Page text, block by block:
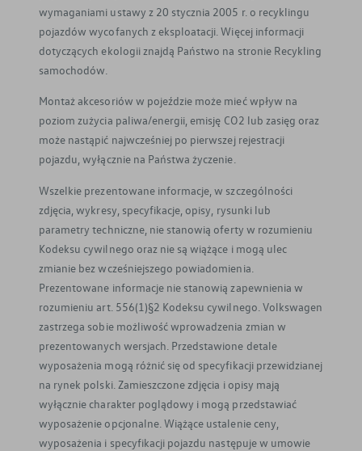
wymaganiami ustawy z 20 stycznia 2005 r. o recyklingu
pojazdów wycofanych z eksploatacji. Więcej informacji
dotyczących ekologii znajdą Państwo na stronie Recykling
samochodów.
Montaż akcesoriów w pojeździe może mieć wpływ na
poziom zużycia paliwa/energii, emisję CO2 lub zasięg oraz
może nastąpić najwcześniej po pierwszej rejestracji
pojazdu, wyłącznie na Państwa życzenie.
Wszelkie prezentowane informacje, w szczególności
zdjęcia, wykresy, specyfikacje, opisy, rysunki lub
parametry techniczne, nie stanowią oferty w rozumieniu
Kodeksu cywilnego oraz nie są wiążące i mogą ulec
zmianie bez wcześniejszego powiadomienia.
Prezentowane informacje nie stanowią zapewnienia w
rozumieniu art. 556(1)§2 Kodeksu cywilnego. Volkswagen
zastrzega sobie możliwość wprowadzenia zmian w
prezentowanych wersjach. Przedstawione detale
wyposażenia mogą różnić się od specyfikacji przewidzianej
na rynek polski. Zamieszczone zdjęcia i opisy mają
wyłącznie charakter poglądowy i mogą przedstawiać
wyposażenie opcjonalne. Wiążące ustalenie ceny,
wyposażenia i specyfikacji pojazdu następuje w umowie